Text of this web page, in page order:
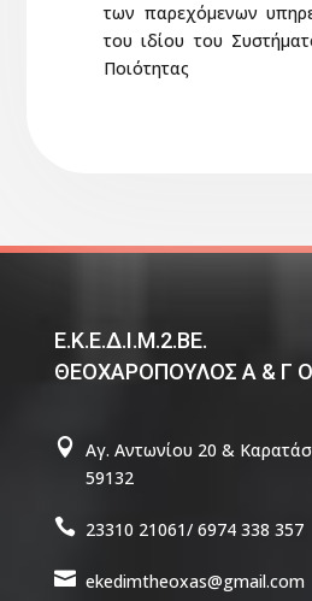
των παρεχόμενων
του ιδίου του
Ποιότητας
Ε.Κ.Ε.Δ.Ι.Μ.2.ΒΕ.
ΘΕΟΧΑΡΟΠΟΥΛΟΣ Α & Γ
 Αγ. Αντωνίου 20 &
59132
 23310 21061/ 6974 338 357
 ekedimtheoxas@gmail.com